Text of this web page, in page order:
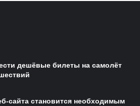
дешёвые билеты на самолёт
сайта становится необходимым